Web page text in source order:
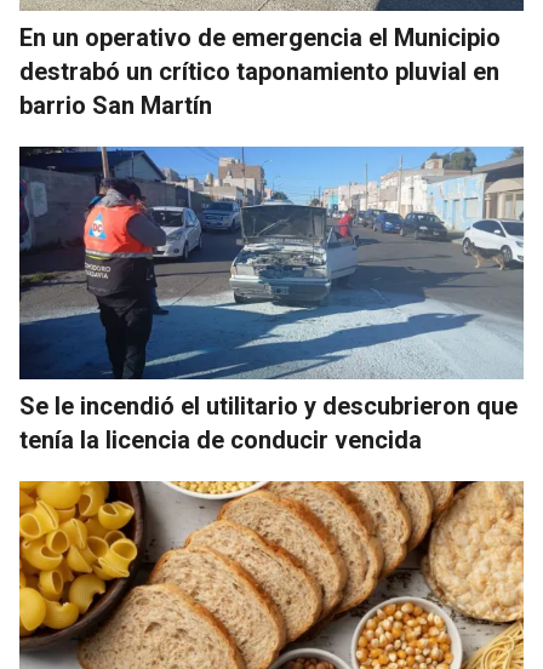
En un operativo de emergencia el Municipio
destrabó un crítico taponamiento pluvial en
barrio San Martín
Se le incendió el utilitario y descubrieron que
tenía la licencia de conducir vencida